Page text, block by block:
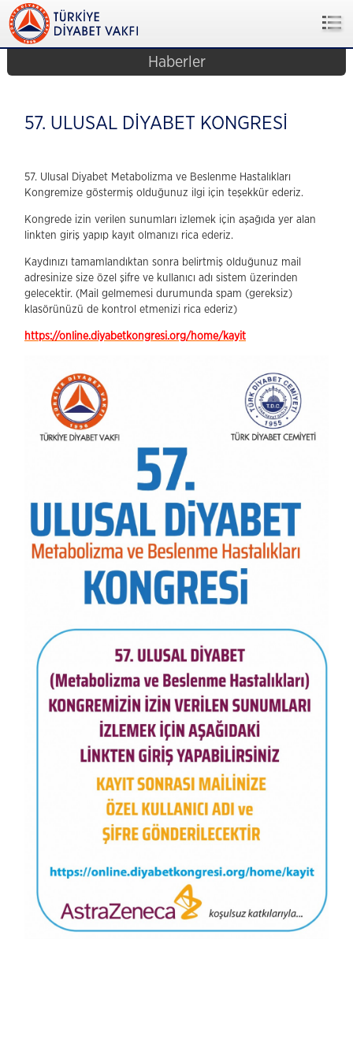
57. ULUSAL DİYABET KONGRESİ
57. Ulusal Diyabet Metabolizma ve Beslenme Hastalıkları
Kongremize göstermiş olduğunuz ilgi için teşekkür ederiz.
Kongrede izin verilen sunumları izlemek için aşağıda yer alan
linkten giriş yapıp kayıt olmanızı rica ederiz.
Kaydınızı tamamlandıktan sonra belirtmiş olduğunuz mail
adresinize size özel şifre ve kullanıcı adı sistem üzerinden
gelecektir. (Mail gelmemesi durumunda spam (gereksiz)
klasörünüzü de kontrol etmenizi rica ederiz)
https://online.diyabetkongresi.org/home/kayit
Haberler